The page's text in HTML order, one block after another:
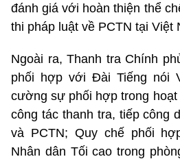
đánh giá với hoàn thiện thể
thi pháp luật về PCTN tại Việt
Ngoài ra, Thanh tra Chính
phối hợp với Đài Tiếng nói
cường sự phối hợp trong hoạt
công tác thanh tra, tiếp công
và PCTN; Quy chế phối
Nhân dân Tối cao trong